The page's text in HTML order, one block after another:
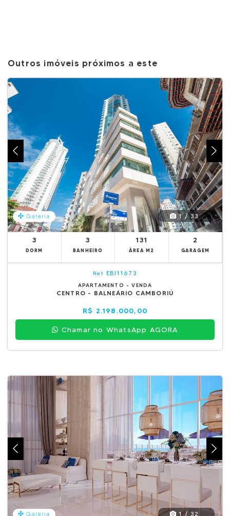
Outros imóveis próximos a este
Galeria 1 / 33
3
DORM
3
BANHEIRO
131
ÁREA M2
2
GARAGEM
Ref. EBI11673
APARTAMENTO - VENDA
CENTRO - BALNEÁRIO CAMBORIÚ
R$ 2.198.000,00
Chamar no WhatsApp AGORA
Galeria 1 / 32